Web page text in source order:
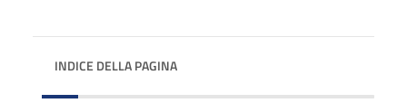
INDICE DELLA PAGINA